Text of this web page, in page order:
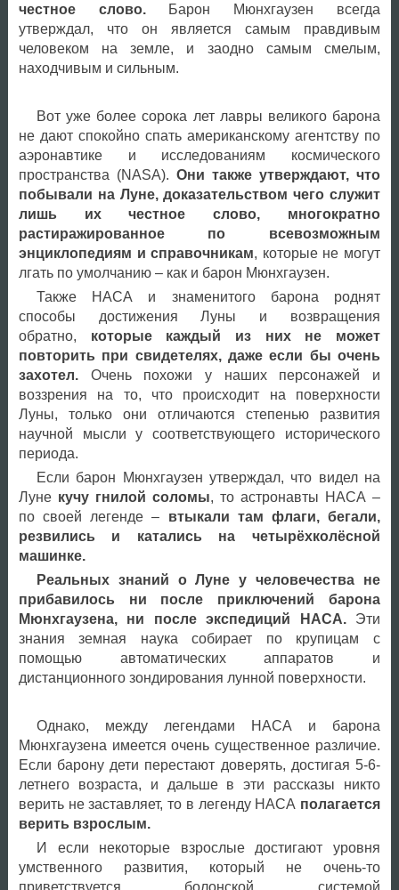
честное слово. Барон Мюнхгаузен всегда
утверждал, что он является самым правдивым
человеком на земле, и заодно самым смелым,
находчивым и сильным.
Вот уже более сорока лет лавры великого барона
не дают спокойно спать американскому агентству по
аэронавтике и исследованиям космического
пространства (NASA). Они также утверждают, что
побывали на Луне, доказательством чего служит
лишь их честное слово, многократно
растиражированное по всевозможным
энциклопедиям и справочникам, которые не могут
лгать по умолчанию – как и барон Мюнхгаузен.
Также НАСА и знаменитого барона роднят
способы достижения Луны и возвращения
обратно, которые каждый из них не может
повторить при свидетелях, даже если бы очень
захотел.Очень похожи у наших персонажей и
воззрения на то, что происходит на поверхности
Луны, только они отличаются степенью развития
научной мысли у соответствующего исторического
периода.
Если барон Мюнхгаузен утверждал, что видел на
Луне кучу гнилой соломы, то астронавты НАСА –
по своей легенде – втыкали там флаги, бегали,
резвились и катались на четырёхколёсной
машинке.
Реальных знаний о Луне у человечества не
прибавилось ни после приключений барона
Мюнхгаузена, ни после экспедиций НАСА. Эти
знания земная наука собирает по крупицам с
помощью автоматических аппаратов и
дистанционного зондирования лунной поверхности.
Однако, между легендами НАСА и барона
Мюнхгаузена имеется очень существенное различие.
Если барону дети перестают доверять, достигая 5-6-
летнего возраста, и дальше в эти рассказы никто
верить не заставляет, то в легенду НАСА полагается
верить взрослым.
И если некоторые взрослые достигают уровня
умственного развития, который не очень-то
приветствуется болонской системой